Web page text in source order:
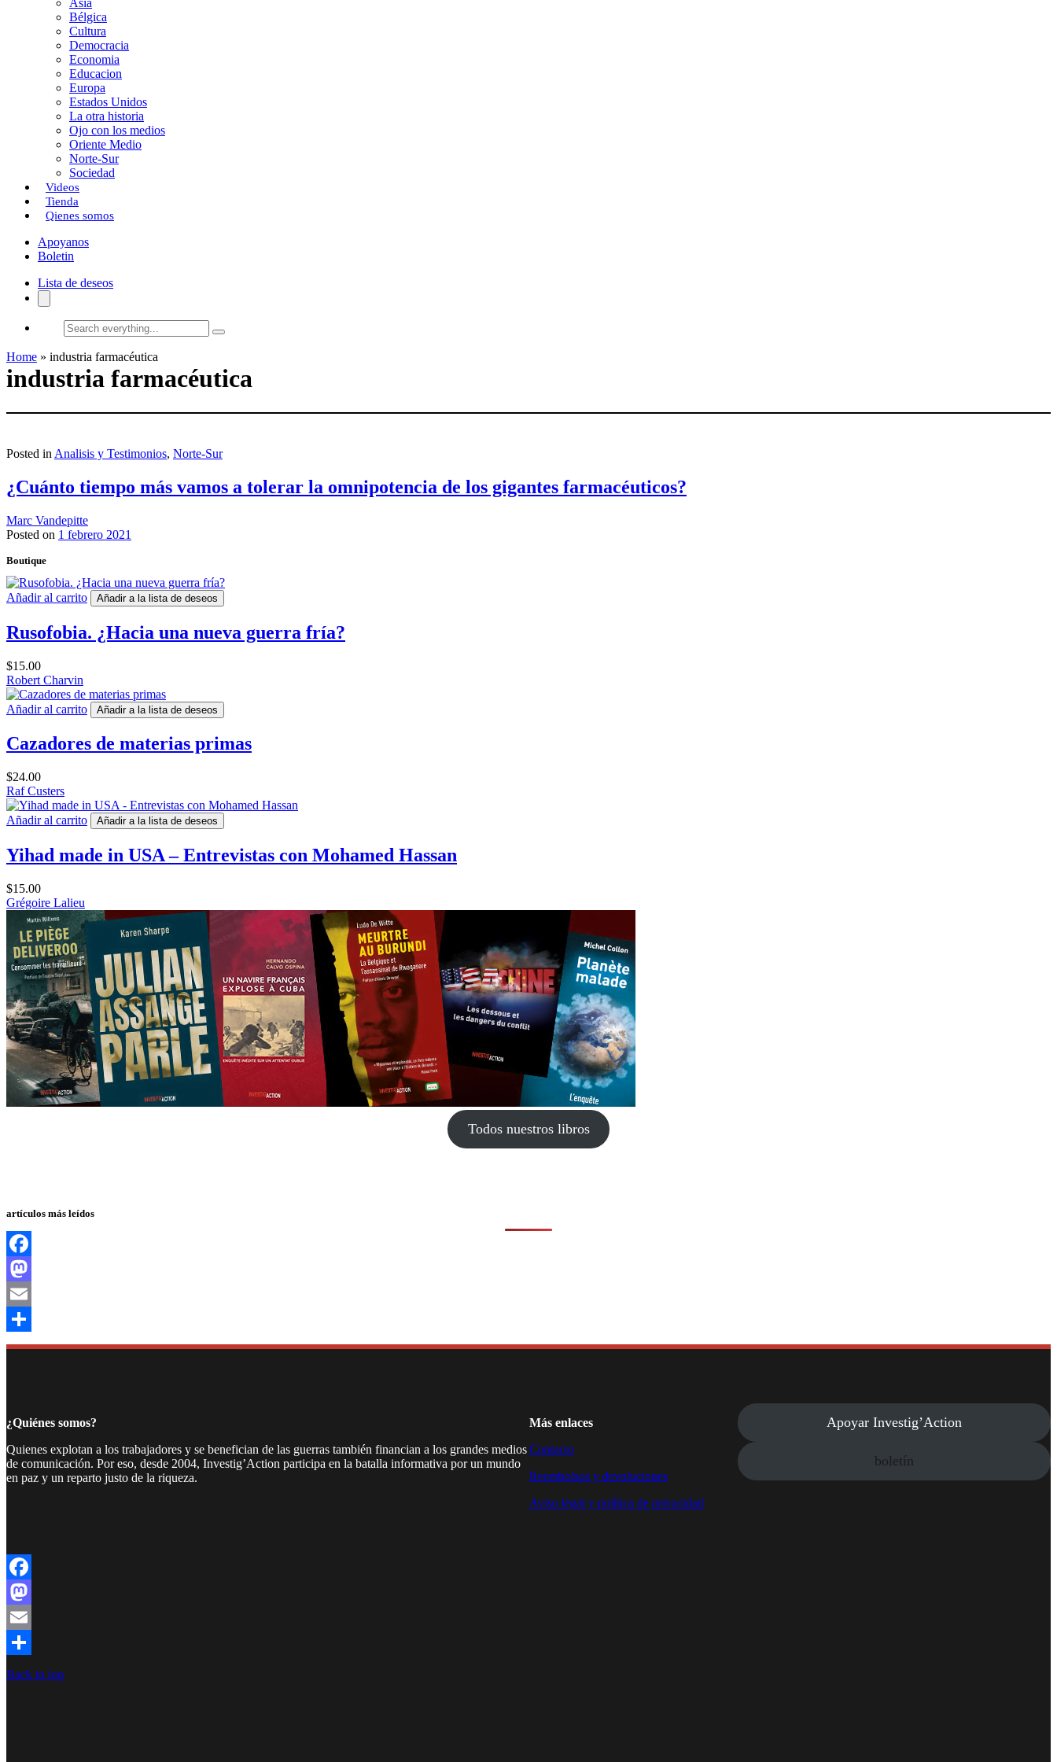
Asia
Bélgica
Cultura
Democracia
Economia
Educacion
Europa
Estados Unidos
La otra historia
Ojo con los medios
Oriente Medio
Norte-Sur
Sociedad
Videos
Tienda
Qienes somos
Apoyanos
Boletin
Lista de deseos
Search
everything...
Home » industria farmacéutica
industria farmacéutica
Posted in Analisis y Testimonios, Norte-Sur
¿Cuánto tiempo más vamos a tolerar la omnipotencia de los gigantes farmacéuticos?
Marc Vandepitte
Posted on 1 febrero 2021
Boutique
Añadir al carrito Añadir a la lista de deseos
Rusofobia. ¿Hacia una nueva guerra fría?
$15.00
Robert Charvin
Añadir al carrito Añadir a la lista de deseos
Cazadores de materias primas
$24.00
Raf Custers
Añadir al carrito Añadir a la lista de deseos
Yihad made in USA – Entrevistas con Mohamed Hassan
$15.00
Grégoire Lalieu
Todos nuestros libros
artículos más leídos
Facebook
Mastodon
Email
Compartir
¿Quiénes somos?
Quienes explotan a los trabajadores y se benefician de las guerras también financian a los grandes medios
de comunicación. Por eso, desde 2004, Investig’Action participa en la batalla informativa por un mundo
en paz y un reparto justo de la riqueza.
Más enlaces
Contacto
Reembolsos y devoluciones
Aviso legal y política de privacidad
Apoyar Investig’Action
boletín
Facebook
Mastodon
Email
Compartir
Back to top